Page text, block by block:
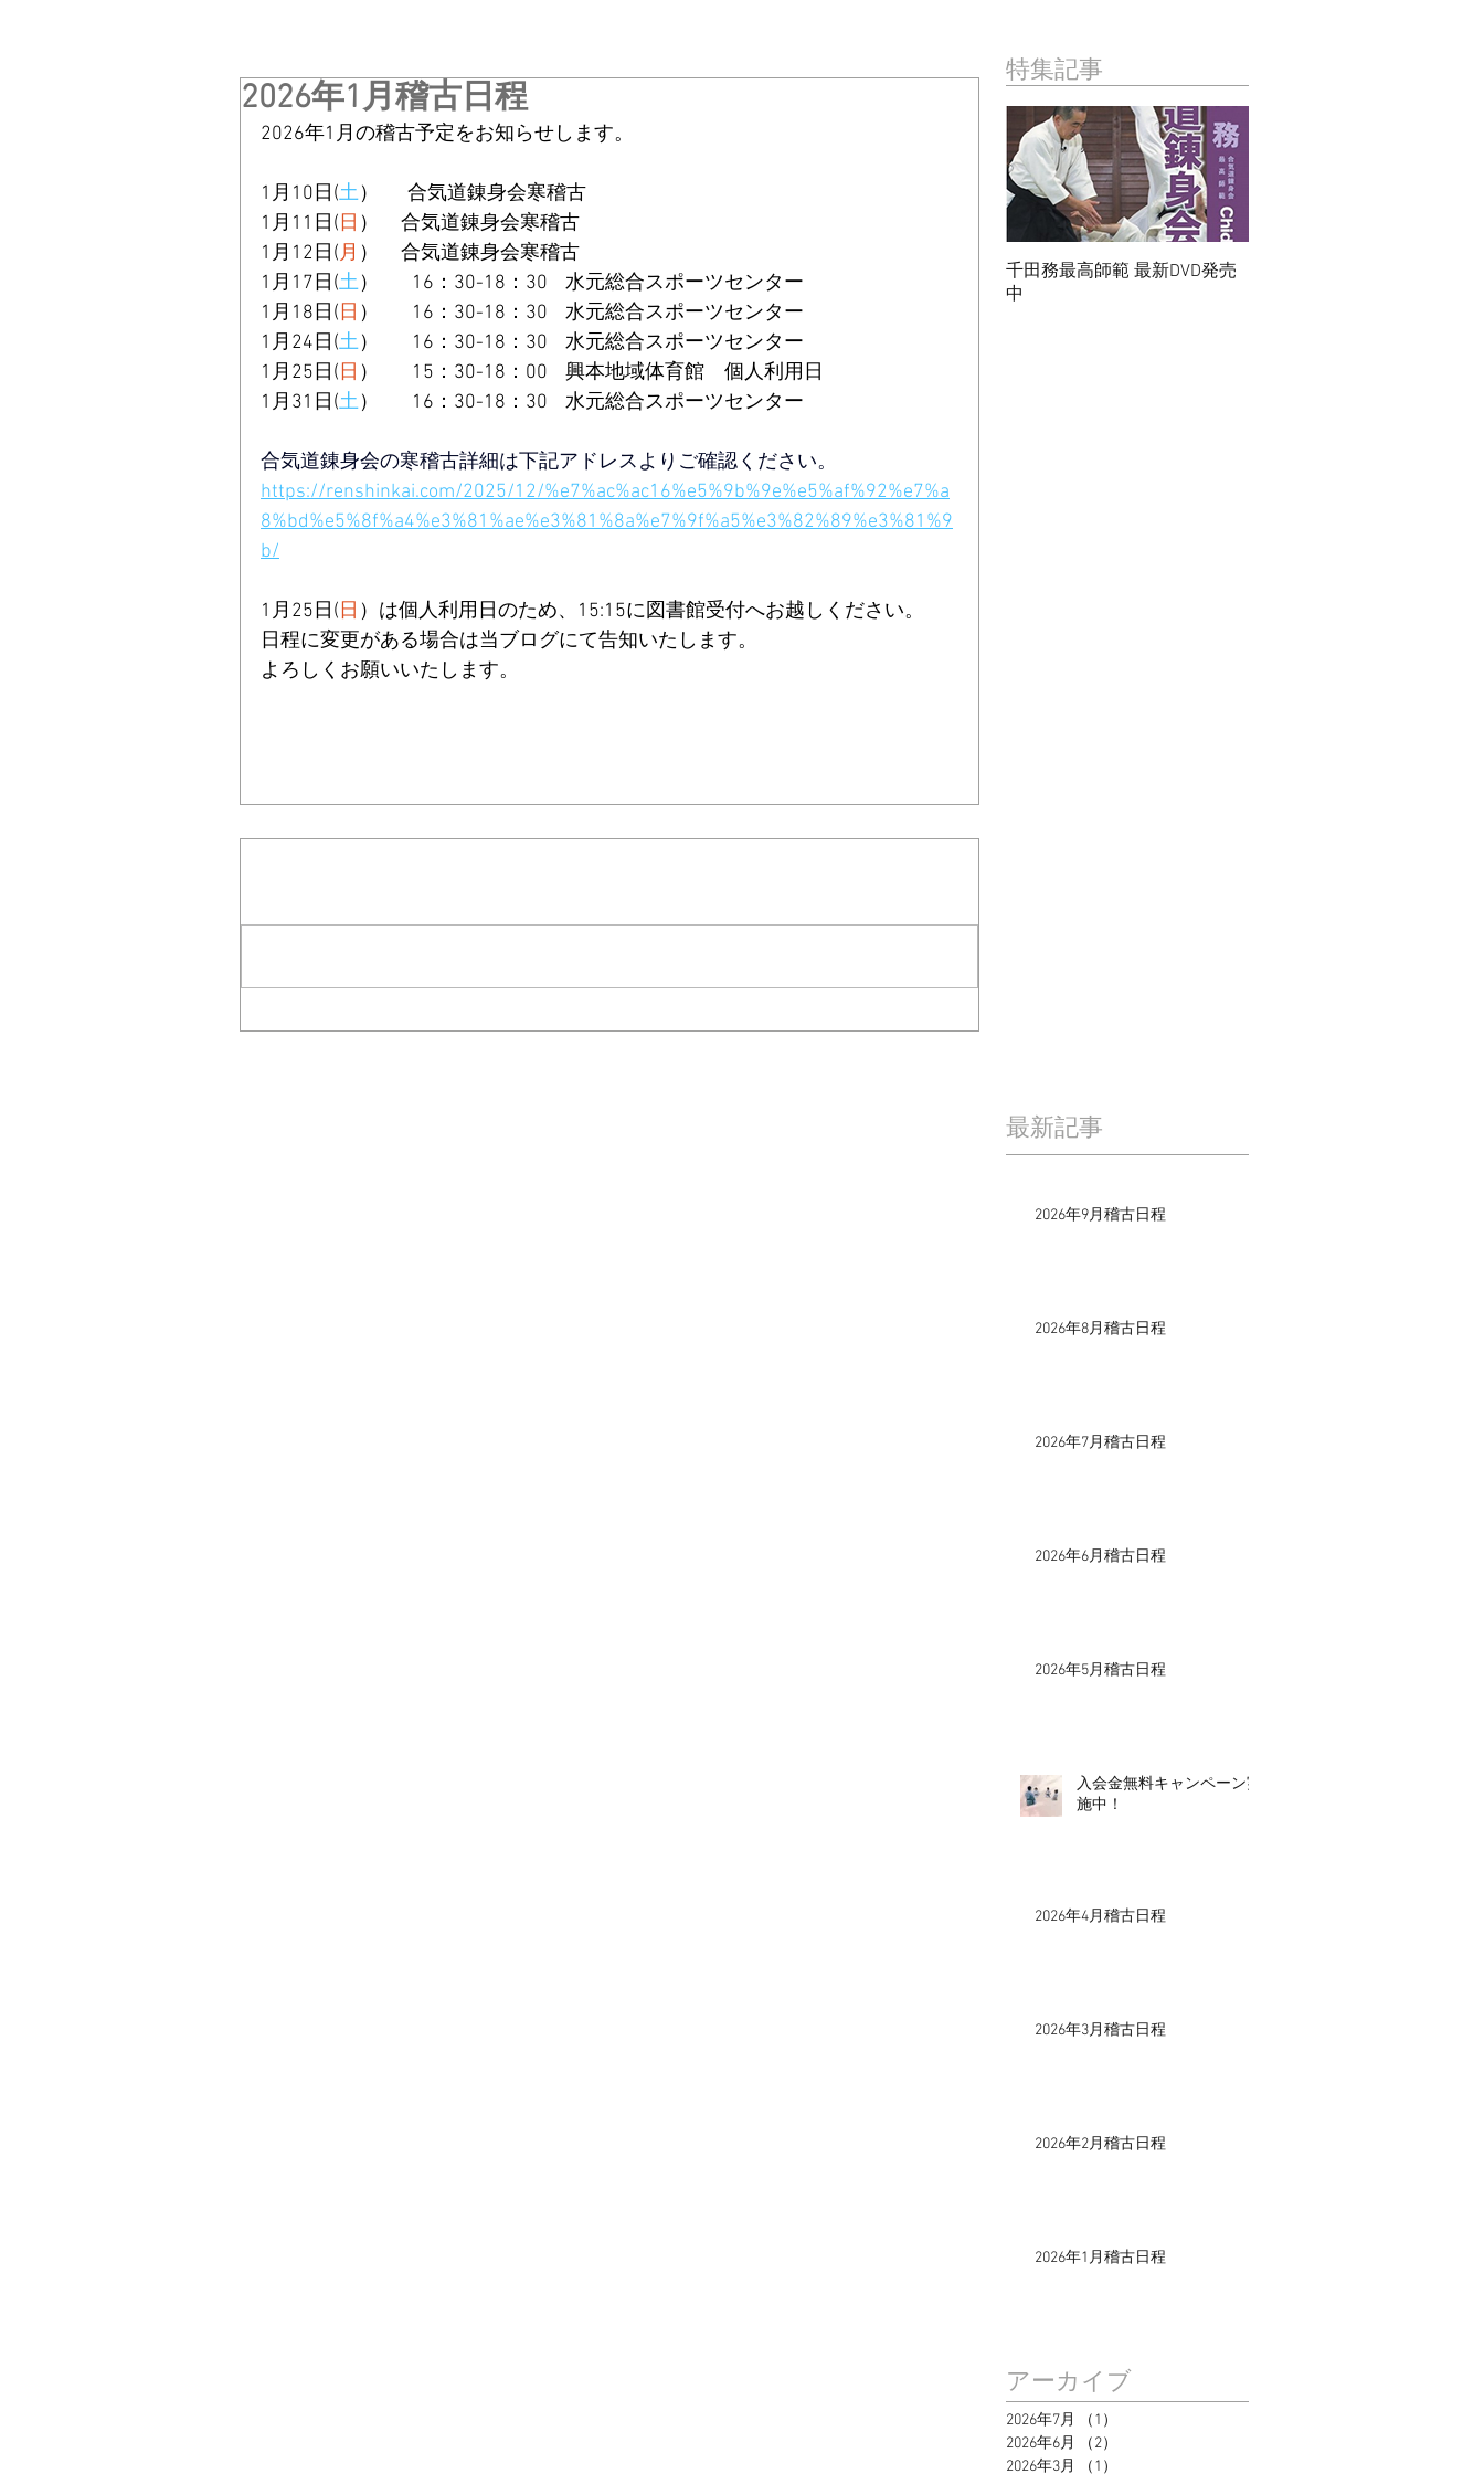
2026年1月稽古日程
2026年1月の稽古予定をお知らせします。
1月10日(土） 合気道錬身会寒稽古
1月11日( 日 ）     合気道錬身会寒稽古
1月12日(月 ）     合気道錬身会寒稽古
1月17日(土）　   16：30-18：30    水元総合スポーツセンター
1月18日( 日 ） 16：30-18：30    水元総合スポーツセンター
1月24日(土）　   16：30-18：30    水元総合スポーツセンター
1月25日( 日 ）　   15：30-18：00 興本地域体育館　個人利用日
1月31日(土）　   16：30-18：30    水元総合スポーツセンター
合気道錬身会の寒稽古詳細は下記アドレスよりご確認ください。
https://renshinkai.com/2025/12/%e7%ac%ac16%e5%9b%9e%e5%af%92%e7%a
8%bd%e5%8f%a4%e3%81%ae%e3%81%8a%e7%9f%a5%e3%82%89%e3%81%9
b/
1月25日( 日 ） は個人利用日のため、15:15に図書館受付へお越しください。
日程に変更がある場合は当ブログにて告知いたします。
よろしくお願いいたします。
特集記事
千田務最高師範 最新DVD発売
中
最新記事
2026年9月稽古日程
2026年8月稽古日程
2026年7月稽古日程
2026年6月稽古日程
2026年5月稽古日程
入会金無料キャンペーン実
施中！
2026年4月稽古日程
2026年3月稽古日程
2026年2月稽古日程
2026年1月稽古日程
アーカイブ
2026年7月 （1）
2026年6月
（2）
2026年3月
（1）